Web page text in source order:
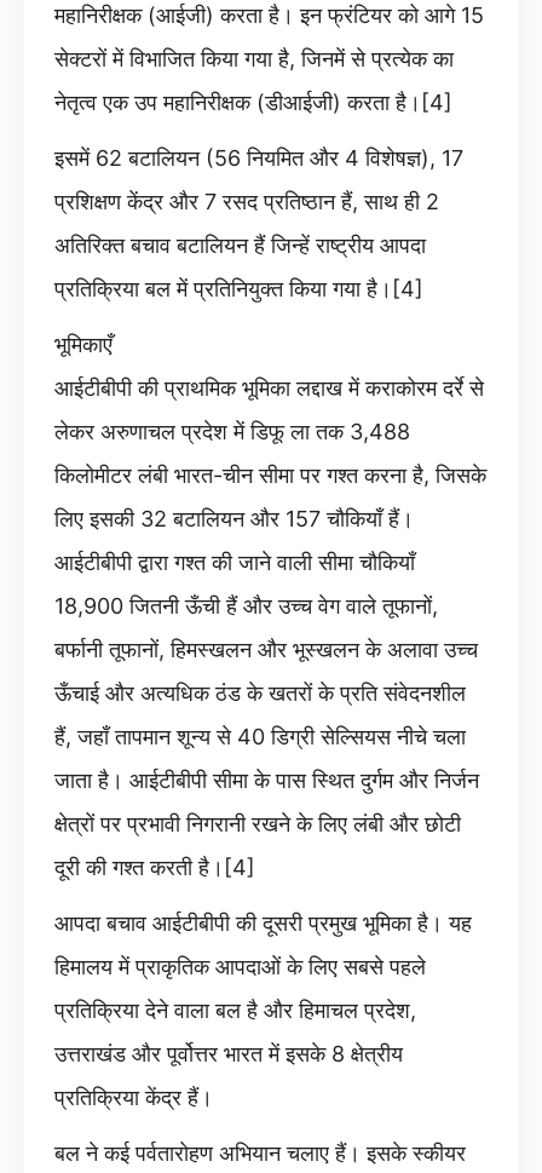
महानिरीक्षक (आईजी) करता है। इन फ्रंटियर को आगे 15
सेक्टरों में विभाजित किया गया है, जिनमें से प्रत्येक का
नेतृत्व एक उप महानिरीक्षक (डीआईजी) करता है।[4]
इसमें 62 बटालियन (56 नियमित और 4 विशेषज्ञ), 17
प्रशिक्षण केंद्र और 7 रसद प्रतिष्ठान हैं, साथ ही 2
अतिरिक्त बचाव बटालियन हैं जिन्हें राष्ट्रीय आपदा
प्रतिक्रिया बल में प्रतिनियुक्त किया गया है।[4]
भूमिकाएँ
आईटीबीपी की प्राथमिक भूमिका लद्दाख में कराकोरम दर्रे से
लेकर अरुणाचल प्रदेश में डिफू ला तक 3,488
किलोमीटर लंबी भारत-चीन सीमा पर गश्त करना है, जिसके
लिए इसकी 32 बटालियन और 157 चौकियाँ हैं।
आईटीबीपी द्वारा गश्त की जाने वाली सीमा चौकियाँ
18,900 जितनी ऊँची हैं और उच्च वेग वाले तूफानों,
बर्फानी तूफानों, हिमस्खलन और भूस्खलन के अलावा उच्च
ऊँचाई और अत्यधिक ठंड के खतरों के प्रति संवेदनशील
हैं, जहाँ तापमान शून्य से 40 डिग्री सेल्सियस नीचे चला
जाता है। आईटीबीपी सीमा के पास स्थित दुर्गम और निर्जन
क्षेत्रों पर प्रभावी निगरानी रखने के लिए लंबी और छोटी
दूरी की गश्त करती है।[4]
आपदा बचाव आईटीबीपी की दूसरी प्रमुख भूमिका है। यह
हिमालय में प्राकृतिक आपदाओं के लिए सबसे पहले
प्रतिक्रिया देने वाला बल है और हिमाचल प्रदेश,
उत्तराखंड और पूर्वोत्तर भारत में इसके 8 क्षेत्रीय
प्रतिक्रिया केंद्र हैं।
बल ने कई पर्वतारोहण अभियान चलाए हैं। इसके स्कीयर